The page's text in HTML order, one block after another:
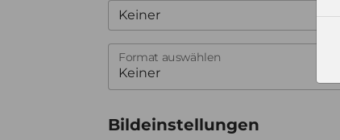
Keiner
Format auswählen
Bildeinstellungen